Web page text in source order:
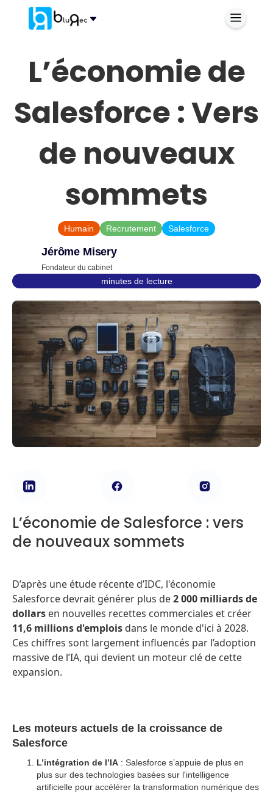
L’économie de
Salesforce : Vers
de nouveaux
sommets
Humain Recrutement Salesforce
Jérôme Misery
Fondateur du cabinet
minutes de lecture
L’économie de Salesforce : vers
de nouveaux sommets
D’après une étude récente d’IDC, l'économie
Salesforce devrait générer plus de2 000 milliards de
dollars en nouvelles recettes commerciales et créer
11,6 millions d'emplois dans le monde d'ici à 2028.
Ces chiffres sont largement influencés par l’adoption
massive de l’IA, qui devient un moteur clé de cette
expansion.
Les moteurs actuels de la croissance de
Salesforce
L’intégration de l’IA : Salesforce s’appuie de plus en
plus sur des technologies basées sur l'intelligence
artificielle pour accélérer la transformation numérique des